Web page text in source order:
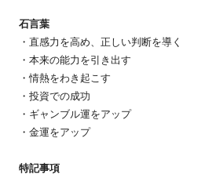
石言葉
・直感力を高め、正しい判断を導く
・本来の能力を引き出す
・情熱をわき起こす
・投資での成功
・ギャンブル運をアップ
・金運をアップ
特記事項